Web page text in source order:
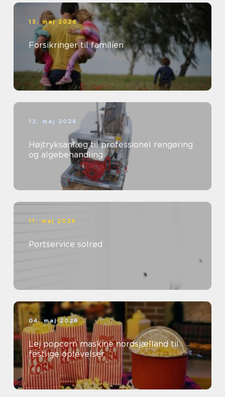
13. maj 2026
Forsikringer til familien
12. maj 2026
Højtryksanlæg til professionel rengøring
og algebehandling
11. maj 2026
Portservice solrød
04. maj 2026
Lej popcorn maskine nordsjælland til
festlige oplevelser